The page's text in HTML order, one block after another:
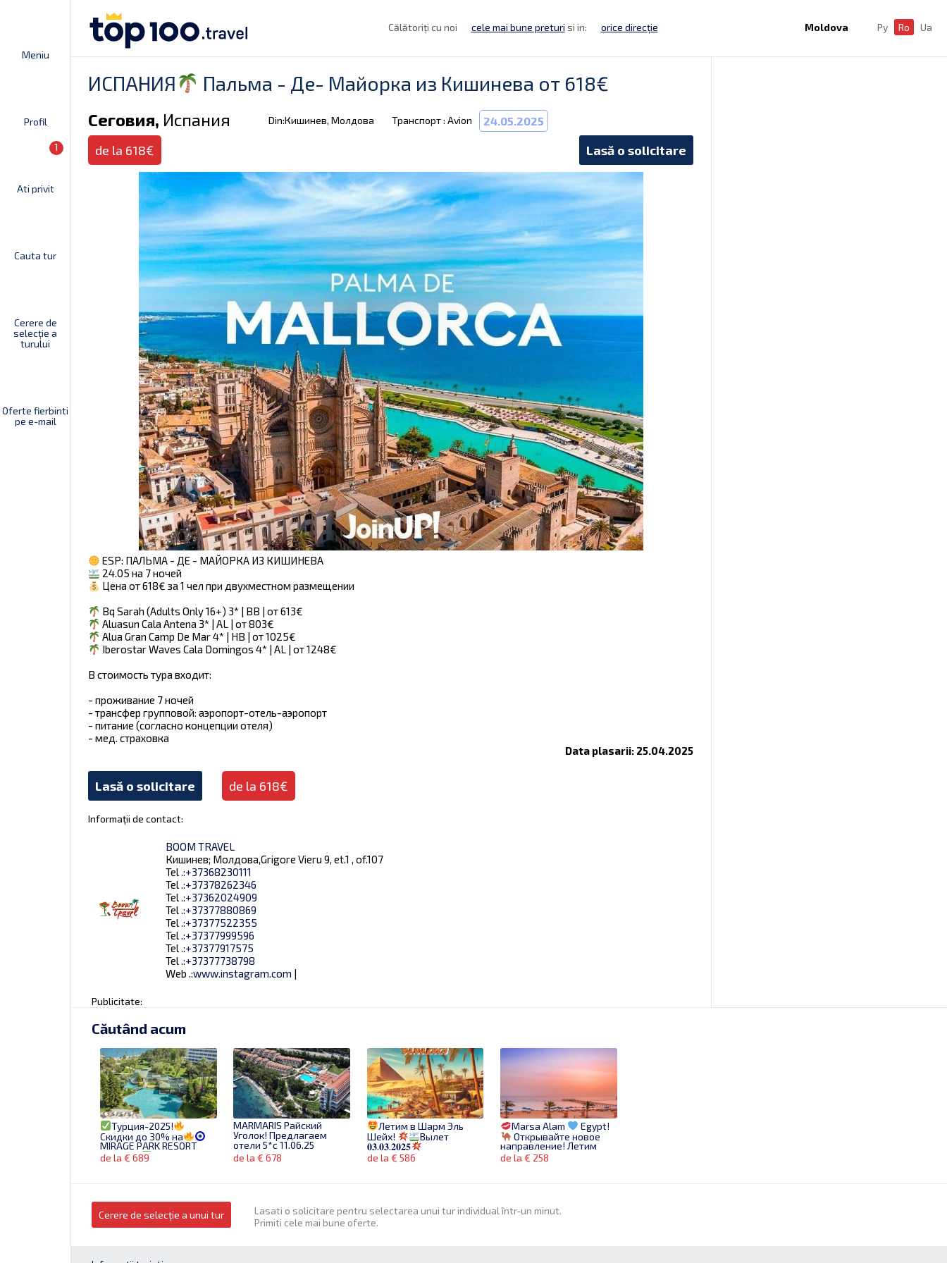
Meniu
Profil
Ati privit
1
Cauta tur
Cerere de
selecție a
turului
Oferte fierbinti
pe e-mail
Călătoriți cu noi cele mai bune preturi si in: orice direcție Moldova Ру Ro Ua
ИСПАНИЯ Пальма - Де- Майорка из Кишинева от 618€
Сеговия, Испания Din:Кишинев, Молдова Транспорт : Avion 24.05.2025
de la 618€ Lasă o solicitare
ESP: ПАЛЬМА - ДЕ - МАЙОРКА ИЗ КИШИНЕВА
24.05 на 7 ночей
Цена от 618€ за 1 чел при двухместном размещении
Bq Sarah (Adults Only 16+) 3* | BB | от 613€
Aluasun Cala Antena 3* | AL | от 803€
Alua Gran Camp De Mar 4* | HB | от 1025€
Iberostar Waves Cala Domingos 4* | AL | от 1248€
В стоимость тура входит:
- проживание 7 ночей
- трансфер групповой: аэропорт-отель-аэропорт
- питание (согласно концепции отеля)
- мед. страховка
Data plasarii: 25.04.2025
Lasă o solicitare de la 618€
Informații de contact:
BOOM TRAVEL
Кишинев; Молдова,Grigore Vieru 9, et.1 , of.107
Tel .:+37368230111
Tel .:+37378262346
Tel .:+37362024909
Tel .:+37377880869
Tel .:+37377522355
Tel .:+37377999596
Tel .:+37377917575
Tel .:+37377738798
Web .:www.instagram.com |
Publicitate:
Căutând acum
Турция-2025!
Скидки до 30% на
MIRAGE PARK RESORT
5*KEMER
сейчас!
de la € 689
MARMARIS Райский
Уголок! Предлагаем
отели 5*с 11.06.25
de la € 678
Летим в Шарм Эль
Шейх!
Вылет
𝟎𝟑.𝟎𝟑.𝟐𝟎𝟐𝟓
de la € 586
Marsa Alam
Egypt!
Открывайте новое
направление! Летим
13.03!
de la € 258
Cerere de selecție a unui tur
Lasati o solicitare pentru selectarea unui tur individual într-un minut.
Primiti cele mai bune oferte.